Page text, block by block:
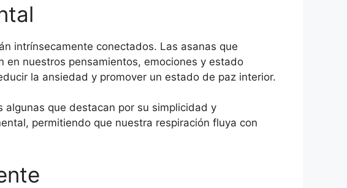
intrínsecamente conectados. Las asanas que
nuestros pensamientos, emociones y estado
la ansiedad y promover un estado de paz interior.
que destacan por su simplicidad y
permitiendo que nuestra respiración fluya con